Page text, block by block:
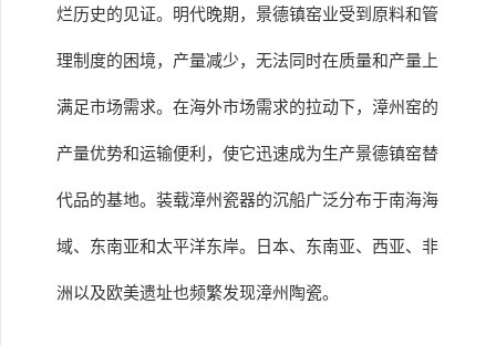
烂历史的见证。明代晚期，景德镇窑业受到原料和管
理制度的困境，产量减少，无法同时在质量和产量上
满足市场需求。在海外市场需求的拉动下，漳州窑的
产量优势和运输便利，使它迅速成为生产景德镇窑替
代品的基地。装载漳州瓷器的沉船广泛分布于南海海
域、东南亚和太平洋东岸。日本、东南亚、西亚、非
洲以及欧美遗址也频繁发现漳州陶瓷。